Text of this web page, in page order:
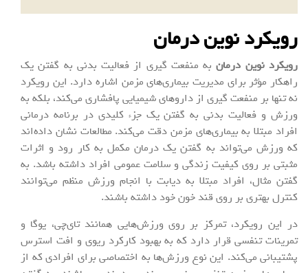
رویکرد نوین درمان
رویکرد نوین درمانبه منفعت گیری از فعالیت بدنی به گفتن یک
راهکار مؤثر برای مدیریت بیماری‌های مزمن اشاره دارد. این رویکرد
نه تنها بر منفعت گیری از داروهای شیمیایی پافشاری می‌کند، بلکه به
ورزش و فعالیت بدنی به گفتن یک جزء کلیدی در برنامه درمانی
افراد مبتلا به بیماری‌های مزمن دقت می‌کند. مطالعات نشان داده‌اند
که ورزش می‌تواند به گفتن یک درمان مکمل به کار رود و اثرات
مثبتی بر روی کیفیت زندگی و سلامت عمومی افراد داشته باشد. به
گفتن مثال، افراد مبتلا به دیابت با انجام ورزش منظم می‌توانند
کنترل بهتری بر روی قند خون خود داشته باشند.
در این رویکرد، تمرکز بر روی ورزش‌هایی همانند تای‌چی، یوگا و
تمرینات تنفسی قرار دارد که به بهبود کارکرد ریوی و افت استرس
پشتیبانی می‌کند. این نوع ورزش‌ها به اختصاصی برای افرادی که از